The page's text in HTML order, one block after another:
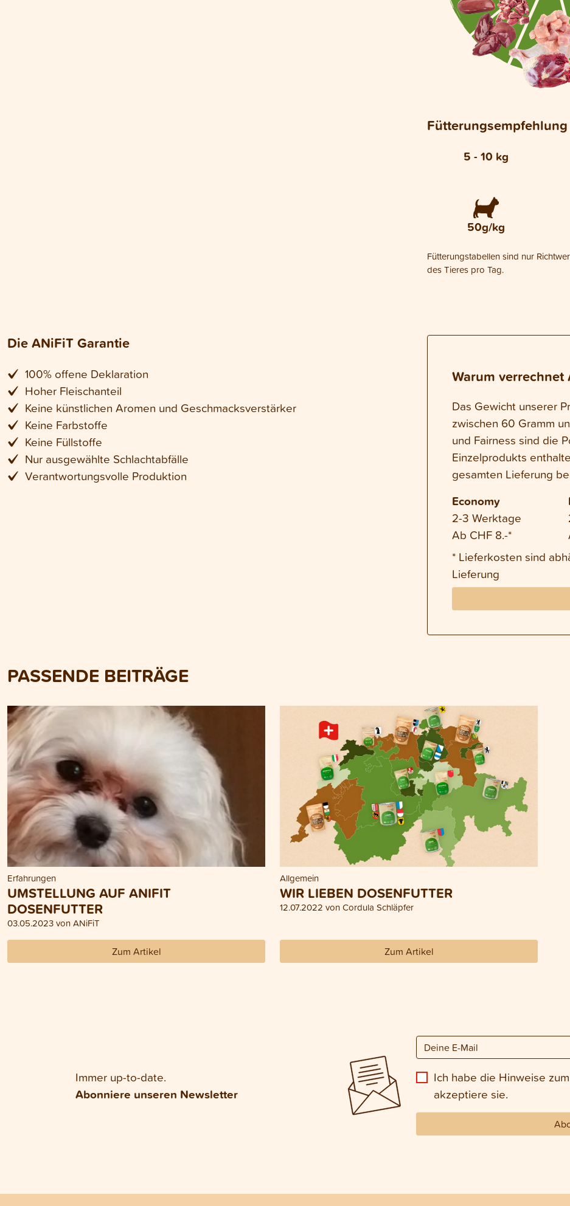
Fütterungsempfehlung
5 - 10 kg
50g/kg
Fütterungstabellen sind nur
des Tieres pro Tag.
Die ANiFiT Garantie
100% offene Deklaration
Hoher Fleischanteil
Keine künstlichen Aromen und Geschmacksverstärker
Keine Farbstoffe
Keine Füllstoffe
Nur ausgewählte Schlachtabfälle
Verantwortungsvolle Produktion
Warum
Das Gewicht unserer
zwischen 60 Gramm
und Fairness sind die
Einzelprodukts
gesamten Lieferung
Economy
2-3 Werktage
Ab CHF 8.-*
* Lieferkosten sind
Lieferung
PASSENDE BEITRÄGE
Erfahrungen
UMSTELLUNG AUF ANIFIT
DOSENFUTTER
03.05.2023 von ANiFiT
Zum Artikel
Allgemein
WIR LIEBEN DOSENFUTTER
12.07.2022 von Cordula Schläpfer
Zum Artikel
Immer up-to-date.
Abonniere unseren Newsletter
Ich habe die Hinweise zum
akzeptiere sie.